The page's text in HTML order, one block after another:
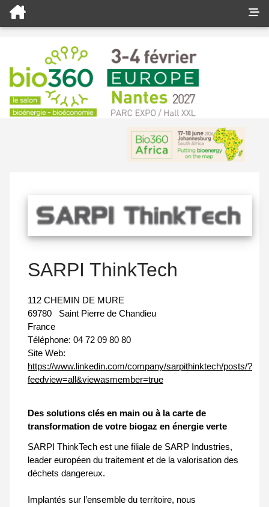
SARPI ThinkTech
112 CHEMIN DE MURE
69780
Saint Pierre de Chandieu
France
Téléphone: 04 72 09 80 80
Site Web:
https://www.linkedin.com/company/sarpithinktech/posts/?
feedview=all&viewasmember=true
Des solutions clés en main ou à la carte de
transformation de votre biogaz en énergie verte
SARPI ThinkTech est une filiale de SARP Industries,
leader européen du traitement et de la valorisation des
déchets dangereux.
Implantés sur l’ensemble du territoire, nous